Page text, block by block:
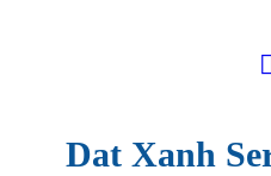
Dat Xanh